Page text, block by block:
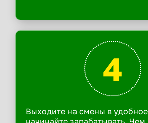
4
Выходите на смены в